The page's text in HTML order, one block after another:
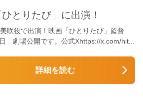
とりたび」に出演！
咲役で出演！映画「ひとりたび」監督
劇場公開です。公式Xhttps://x.com/hit...
詳細を読む